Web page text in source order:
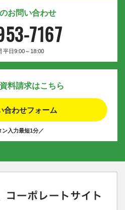
お問い合わせ
7167
平日9:00～18:00
料請求はこちら
合わせフォーム
ン入力最短1分／